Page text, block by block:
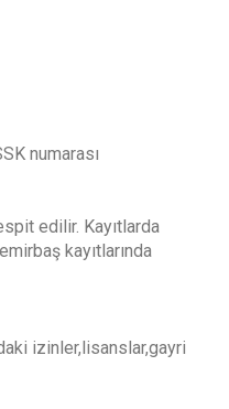
numarası
edilir. Kayıtlarda
kayıtlarında
izinler,lisanslar,gayri